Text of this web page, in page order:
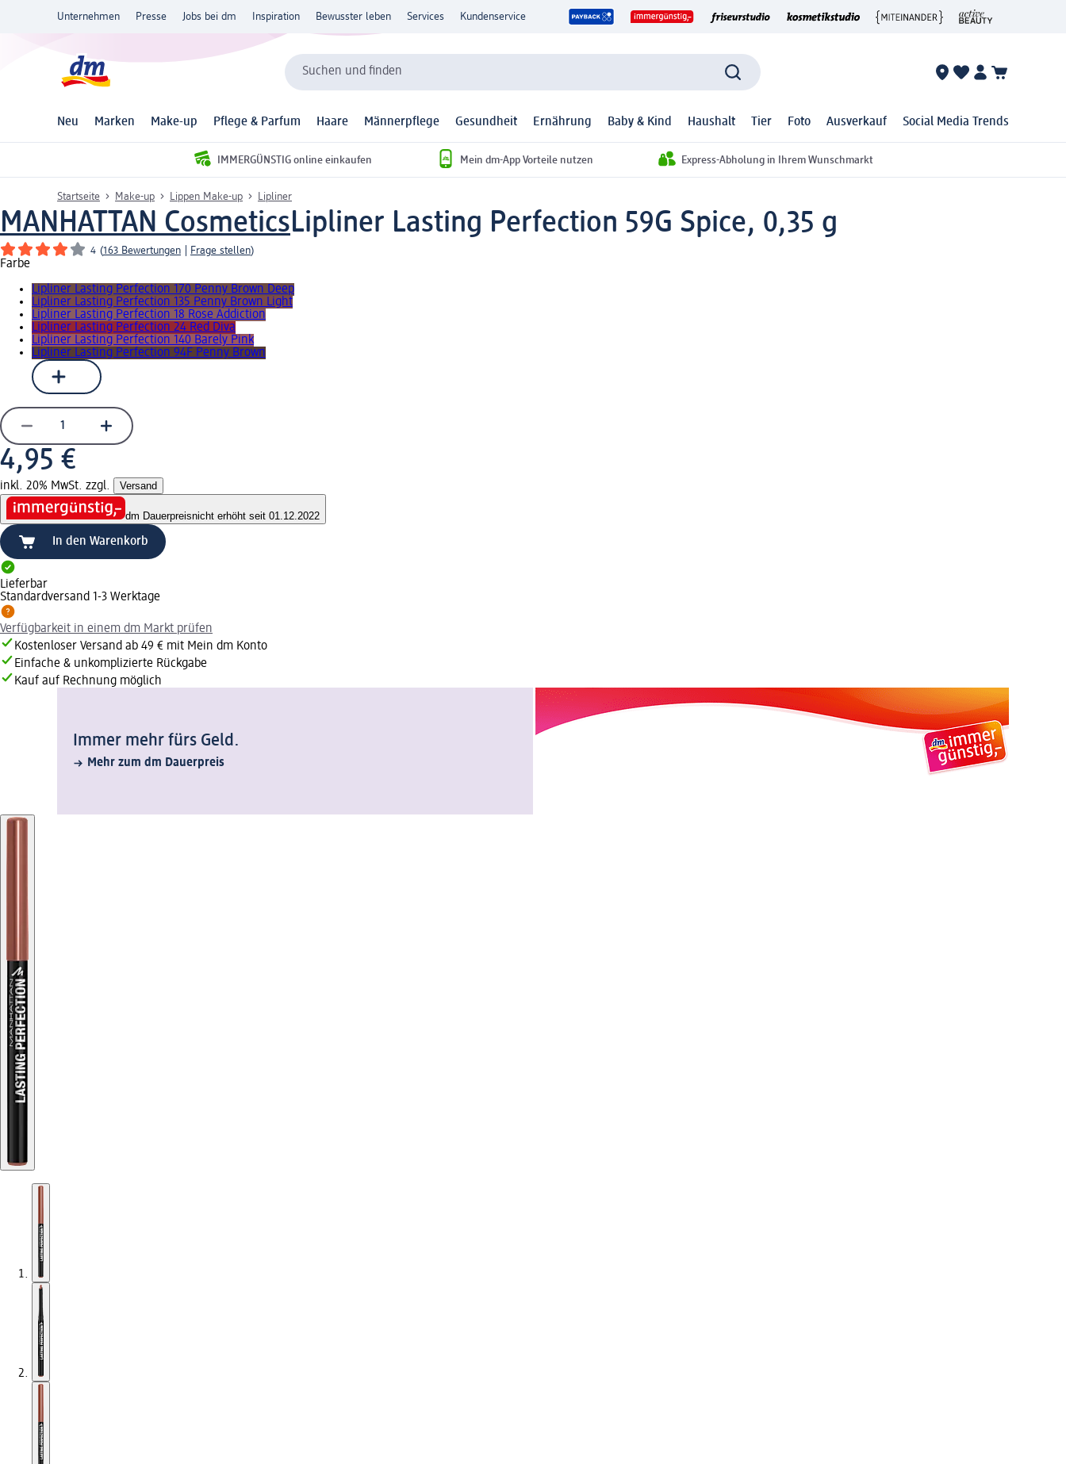
Unternehmen Presse Jobs bei dm Inspiration Bewusster leben Services Kundenservice
Suchen und finden
Neu Marken Make-up Pflege & Parfum Haare Männerpflege Gesundheit Ernährung Baby & Kind Haushalt Tier Foto Ausverkauf Social Media Trends
IMMERGÜNSTIG online einkaufen Mein dm-App Vorteile nutzen Express-Abholung in Ihrem Wunschmarkt
Startseite Make-up Lippen Make-up Lipliner
MANHATTAN CosmeticsLipliner Lasting Perfection 59G Spice, 0,35 g
4 (163 Bewertungen Frage stellen)
Farbe
Lipliner Lasting Perfection 170 Penny Brown Deep
Lipliner Lasting Perfection 135 Penny Brown Light
Lipliner Lasting Perfection 18 Rose Addiction
Lipliner Lasting Perfection 24 Red Diva
Lipliner Lasting Perfection 140 Barely Pink
Lipliner Lasting Perfection 94F Penny Brown
4,95 €
inkl. 20% MwSt. zzgl. Versand
dm Dauerpreisnicht erhöht seit 01.12.2022
In den Warenkorb
Lieferbar
Standardversand 1-3 Werktage
Verfügbarkeit in einem dm Markt prüfen
Kostenloser Versand ab 49 € mit Mein dm Konto
Einfache & unkomplizierte Rückgabe
Kauf auf Rechnung möglich
Immer mehr fürs Geld.
Mehr zum dm Dauerpreis